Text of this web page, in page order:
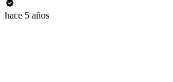
hace 5 años